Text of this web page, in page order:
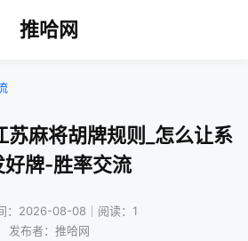
推哈网
苏麻将胡牌规则_怎么让系
好牌-胜率交流
：2026-08-08｜阅读：1
发布者：推哈网